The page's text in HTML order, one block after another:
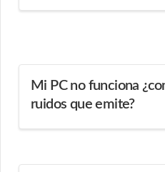
Mi PC no funciona
ruidos que emite?